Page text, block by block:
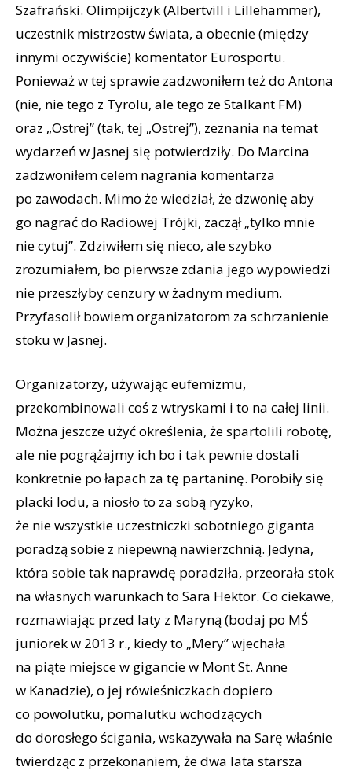
Szafrański. Olimpijczyk (Albertvill i Lillehammer),
uczestnik mistrzostw świata, a obecnie (między
innymi oczywiście) komentator Eurosportu.
Ponieważ w tej sprawie zadzwoniłem też do Antona
(nie, nie tego z Tyrolu, ale tego ze Stalkant FM)
oraz „Ostrej” (tak, tej „Ostrej”), zeznania na temat
wydarzeń w Jasnej się potwierdziły. Do Marcina
zadzwoniłem celem nagrania komentarza
po zawodach. Mimo że wiedział, że dzwonię aby
go nagrać do Radiowej Trójki, zaczął „tylko mnie
nie cytuj”. Zdziwiłem się nieco, ale szybko
zrozumiałem, bo pierwsze zdania jego wypowiedzi
nie przeszłyby cenzury w żadnym medium.
Przyfasolił bowiem organizatorom za schrzanienie
stoku w Jasnej.
Organizatorzy, używając eufemizmu,
przekombinowali coś z wtryskami i to na całej linii.
Można jeszcze użyć określenia, że spartolili robotę,
ale nie pogrążajmy ich bo i tak pewnie dostali
konkretnie po łapach za tę partaninę. Porobiły się
placki lodu, a niosło to za sobą ryzyko,
że nie wszystkie uczestniczki sobotniego giganta
poradzą sobie z niepewną nawierzchnią. Jedyna,
która sobie tak naprawdę poradziła, przeorała stok
na własnych warunkach to Sara Hektor. Co ciekawe,
rozmawiając przed laty z Maryną (bodaj po MŚ
juniorek w 2013 r., kiedy to „Mery” wjechała
na piąte miejsce w gigancie w Mont St. Anne
w Kanadzie), o jej rówieśniczkach dopiero
co powolutku, pomalutku wchodzących
do dorosłego ścigania, wskazywała na Sarę właśnie
twierdząc z przekonaniem, że dwa lata starsza